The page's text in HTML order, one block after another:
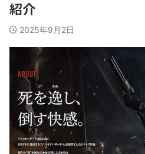
紹介
2025年9月2日